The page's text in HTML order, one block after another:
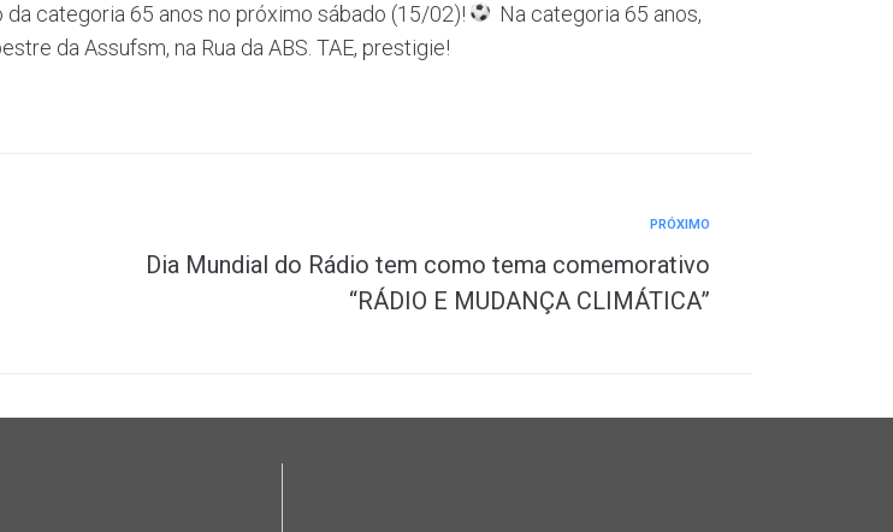
categoria 65 anos no próximo sábado (15/02)!
Na categoria 65 anos,
da Assufsm, na Rua da ABS. TAE, prestigie!
PRÓXIMO
Dia Mundial do Rádio tem como tema comemorativo
“RÁDIO E MUDANÇA CLIMÁTICA”